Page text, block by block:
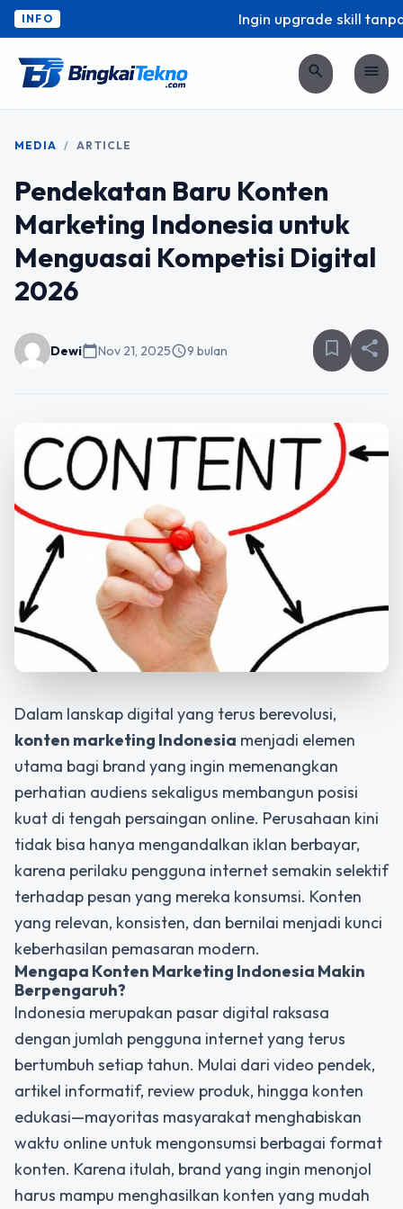
INFO Ingin upgrade skill
search menu
MEDIA / ARTICLE
Pendekatan Baru Konten
Marketing Indonesia untuk
Menguasai Kompetisi Digital
2026
Dewicalendar_todayNov 21, 2025schedule9 bulan bookmark_border share
Dalam lanskap digital yang terus berevolusi,
konten marketing Indonesia menjadi elemen
utama bagi brand yang ingin memenangkan
perhatian audiens sekaligus membangun posisi
kuat di tengah persaingan online. Perusahaan kini
tidak bisa hanya mengandalkan iklan berbayar,
karena perilaku pengguna internet semakin selektif
terhadap pesan yang mereka konsumsi. Konten
yang relevan, konsisten, dan bernilai menjadi kunci
keberhasilan pemasaran modern.
Mengapa Konten Marketing Indonesia Makin
Berpengaruh?
Indonesia merupakan pasar digital raksasa
dengan jumlah pengguna internet yang terus
bertumbuh setiap tahun. Mulai dari video pendek,
artikel informatif, review produk, hingga konten
edukasi—mayoritas masyarakat menghabiskan
waktu online untuk mengonsumsi berbagai format
konten. Karena itulah, brand yang ingin menonjol
harus mampu menghasilkan konten yang mudah